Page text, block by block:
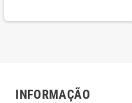
INFORMAÇÃO